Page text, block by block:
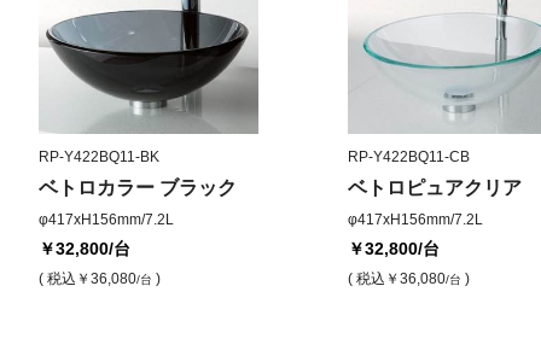
RP-Y422BQ11-BK
ベトロカラー ブラック
φ417xH156mm/7.2L
￥32,800/台
( 税込 ￥36,080/台 )
RP-Y422BQ11-CB
ベトロピュアクリア
φ417xH156mm/7.2L
￥32,800/台
( 税込 ￥36,080/台 )